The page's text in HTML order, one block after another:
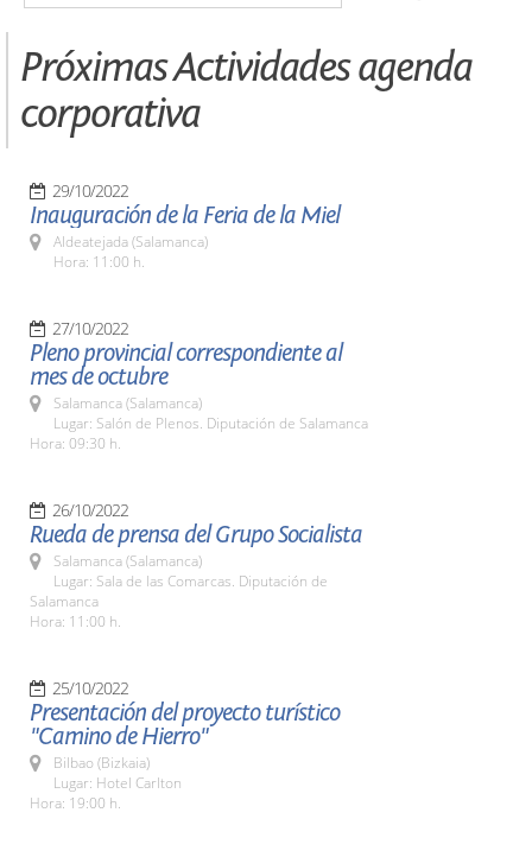
Próximas Actividades agenda
corporativa
29/10/2022
Inauguración de la Feria de la Miel
Aldeatejada (Salamanca)
Hora: 11:00 h.
27/10/2022
Pleno provincial correspondiente al
mes de octubre
Salamanca (Salamanca)
Lugar: Salón de Plenos. Diputación de Salamanca
Hora: 09:30 h.
26/10/2022
Rueda de prensa del Grupo Socialista
Salamanca (Salamanca)
Lugar: Sala de las Comarcas. Diputación de
Salamanca
Hora: 11:00 h.
25/10/2022
Presentación del proyecto turístico
"Camino de Hierro"
Bilbao (Bizkaia)
Lugar: Hotel Carlton
Hora: 19:00 h.